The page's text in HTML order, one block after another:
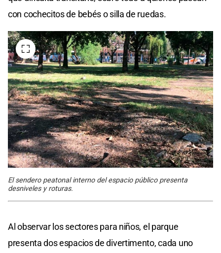
con cochecitos de bebés o silla de ruedas.
El sendero peatonal interno del espacio público presenta
desniveles y roturas.
Al observar los sectores para niños, el parque
presenta dos espacios de divertimento, cada uno